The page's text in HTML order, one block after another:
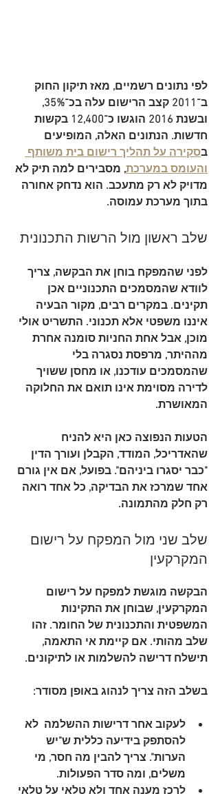
לפי נתונים רשמיים, מאז תיקון החוק
ב־2011
קצב הרישום עלה בכ־35%
,
ובשנת
2016 הוגשו כ־12,400 בקשות
חדשות. הנתונים האלה, המופיעים
בסקירה על תהליך רישום בית משותף
והעומס במערכת, מסבירים למה תיק לא
מדויק לא רק מתעכב. הוא נדחק אחורה
בתוך מערכת עמוסה.
שלב ראשון מול הרשות התכנונית
לפני שהמפקח בוחן את הבקשה, צריך
לוודא שהמסמכים התכנוניים אכן
תקינים. במקרים רבים, מקור הבעיה
איננו משפטי אלא תכנוני. התשריט אולי
מוכן, אבל אחת החניות סומנה אחרת
מההיתר, מרפסת נסגרה בלי
שהמסמכים עודכנו, או מחסן ששויך
לדירה מסוימת אינו תואם את החלוקה
המאושרת.
הטעות הנפוצה כאן היא להניח
שהאדריכל, המודד, הקבלן ועורך הדין
"כבר יסגרו ביניהם". בפועל, אם אין גורם
אחד שמרכז את הבדיקה, כל אחד רואה
רק חלק מהתמונה.
שלב שני מול המפקח על רישום
המקרקעין
הבקשה מוגשת למפקח על רישום
המקרקעין, שבוחן את התקינות
המשפטית והתכנונית של החומר. זהו
שלב מהותי. אם קיימת אי התאמה,
תישלח דרישה להשלמות או לתיקונים.
בשלב הזה צריך לנהוג באופן מסודר:
לעקוב אחר דרישות ההשלמה
  לא
להסתפק בידיעה כללית ש"יש
הערות". צריך להבין מה חסר, מי
משלים, ומה סדר הפעולות.